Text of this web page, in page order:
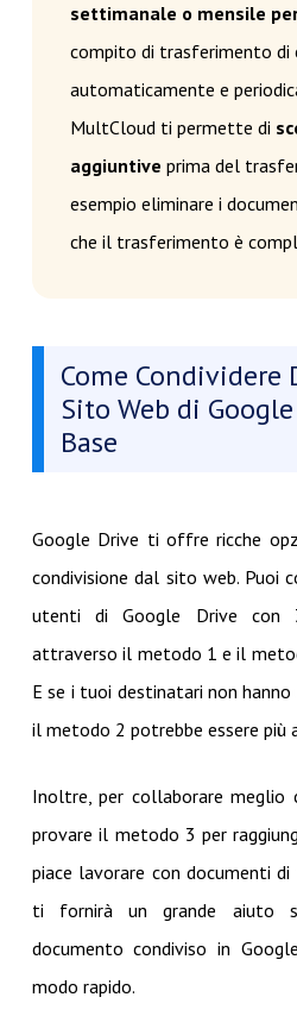
settimanale o mensile
compito di trasferimento di
automaticamente e
MultCloud ti permette di
aggiuntive prima del
esempio eliminare i
che il trasferimento è
Come
Sito Web di
Base
Google Drive ti offre ricche
condivisione dal sito web. Puoi
utenti di Google Drive con
attraverso il metodo 1 e il
E se i tuoi destinatari non
il metodo 2 potrebbe essere più
Inoltre, per collaborare
provare il metodo 3 per
piace lavorare con documenti
ti fornirà un grande aiuto
documento condiviso in
modo rapido.